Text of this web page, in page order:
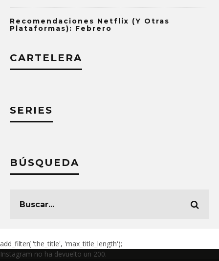
Recomendaciones Netflix (y Otras
Plataformas): Febrero
CARTELERA
SERIES
BÚSQUEDA
add_filter( 'the_title', 'max_title_length');
Instagram no ha devuelto un 200.